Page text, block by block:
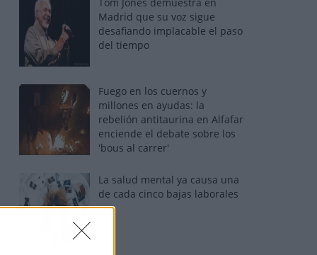
Madrid que su voz sigue
desafiando implacable el paso
del tiempo
Fuego en los cuernos y
millones en ayudas: la
rebelión antitaurina en Alfafar
enciende el debate sobre los
'bous al carrer'
La salud mental ya causa una
de cada cinco bajas laborales